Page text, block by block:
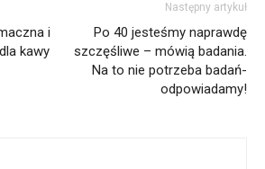
i
kawy
Następny artykuł
Po 40 jesteśmy naprawdę
szczęśliwe – mówią badania.
Na to nie potrzeba badań-
odpowiadamy!